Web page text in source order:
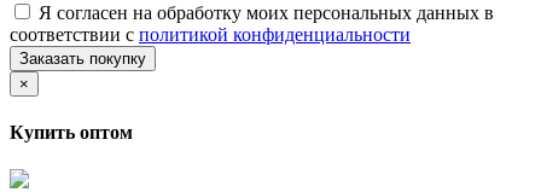
Я согласен на обработку моих персональных данных в
соответствии с политикой конфиденциальности
Заказать покупку
×
Купить оптом